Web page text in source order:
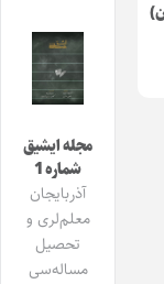
مجله ایشیق
شماره 1
آذربایجان
معلم‌لری و
تحصیل
مساله‌سی